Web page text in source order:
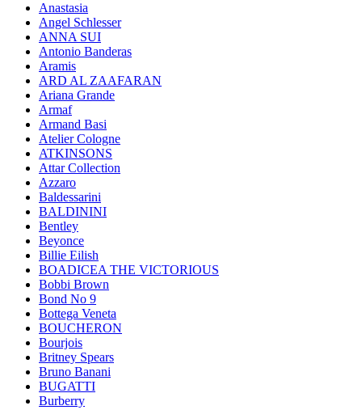
Anastasia
Angel Schlesser
ANNA SUI
Antonio Banderas
Aramis
ARD AL ZAAFARAN
Ariana Grande
Armaf
Armand Basi
Atelier Cologne
ATKINSONS
Attar Collection
Azzaro
Baldessarini
BALDININI
Bentley
Beyonce
Billie Eilish
BOADICEA THE VICTORIOUS
Bobbi Brown
Bond No 9
Bottega Veneta
BOUCHERON
Bourjois
Britney Spears
Bruno Banani
BUGATTI
Burberry